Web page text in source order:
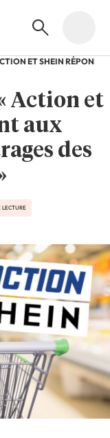
Action et
aux
des
LECTURE